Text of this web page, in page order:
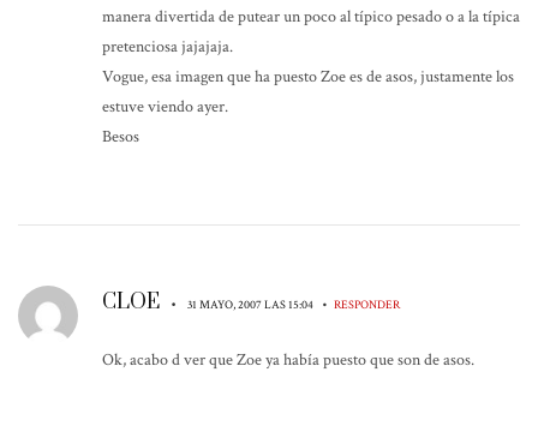
manera divertida de putear un poco al típico pesado o a la típica
pretenciosa jajajaja.
Vogue, esa imagen que ha puesto Zoe es de asos, justamente los
estuve viendo ayer.
Besos
CLOE • 31 MAYO, 2007 LAS 15:04 • RESPONDER
Ok, acabo d ver que Zoe ya había puesto que son de asos.